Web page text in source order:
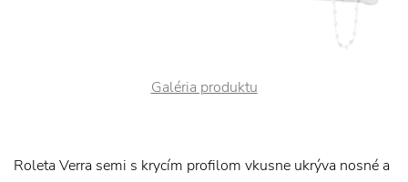
Galéria produktu
Roleta Verra semi s krycím profilom vkusne ukrýva nosné a